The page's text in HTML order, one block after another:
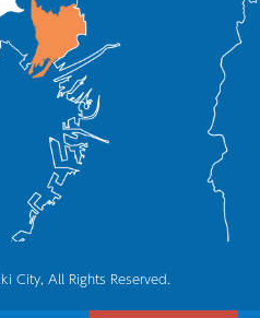
City, All Rights Reserved.